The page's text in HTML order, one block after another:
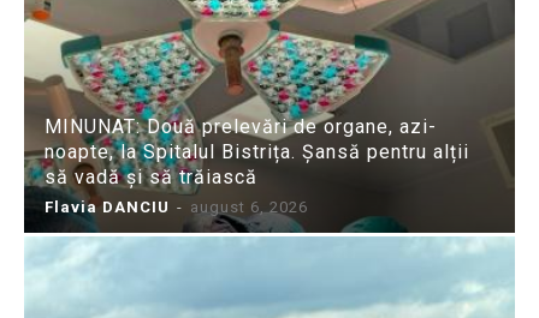
MINUNAT: Două prelevări de organe, azi-
noapte, la Spitalul Bistrița. Șansă pentru alții
să vadă și să trăiască
Flavia DANCIU - august 6, 2026